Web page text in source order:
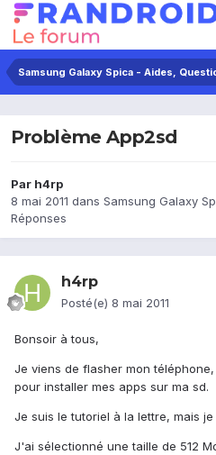
Samsung Galaxy Spica - Aides,
Problème App2sd
Par h4rp
8 mai 2011 dans Samsung Galaxy
Réponses
h4rp
Posté(e) 8 mai 2011
Bonsoir à tous,
Je viens de flasher mon
pour installer mes apps sur ma sd.
Je suis le tutoriel à la lettre, mais
J'ai sélectionné une taille de 512